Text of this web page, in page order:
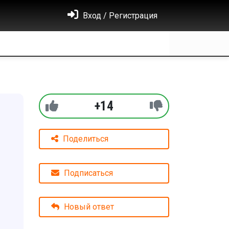
Вход / Регистрация
+14
Поделиться
Подписаться
Новый ответ